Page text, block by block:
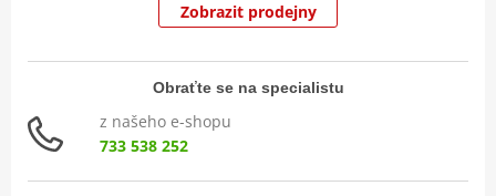
Zobrazit prodejny
Obraťte se na specialistu
z našeho e-shopu
733 538 252